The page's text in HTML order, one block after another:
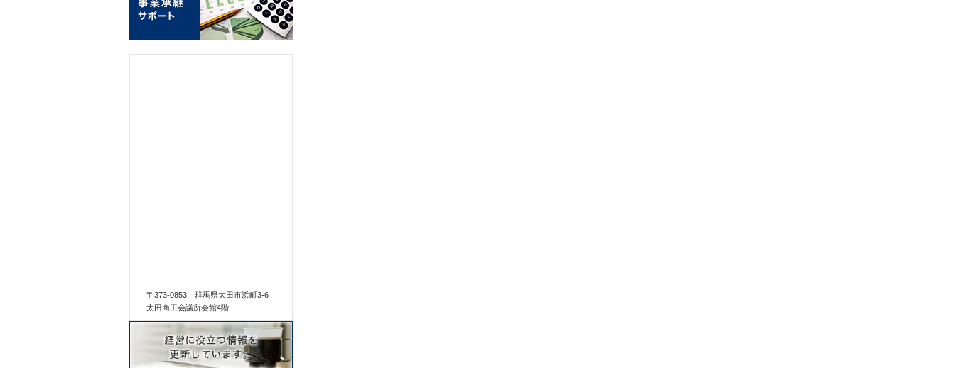
〒373-0853 群馬県太田市浜町3-6
太田商工会議所会館4階